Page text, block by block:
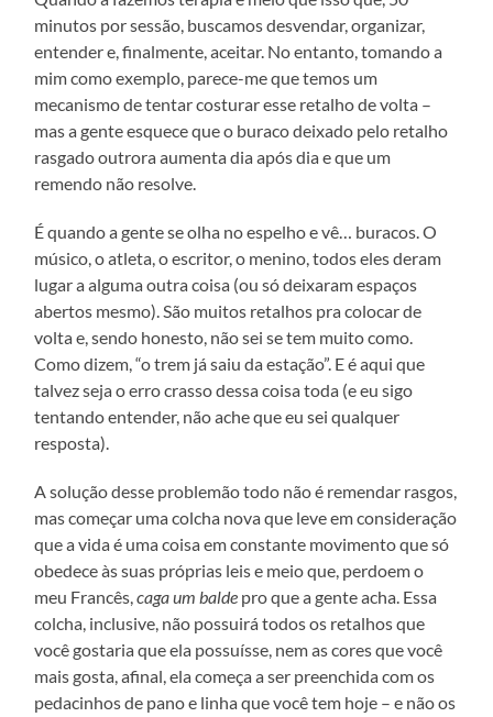
minutos por sessão, buscamos desvendar, organizar,
entender e, finalmente, aceitar. No entanto, tomando a
mim como exemplo, parece-me que temos um
mecanismo de tentar costurar esse retalho de volta –
mas a gente esquece que o buraco deixado pelo retalho
rasgado outrora aumenta dia após dia e que um
remendo não resolve.
É quando a gente se olha no espelho e vê… buracos. O
músico, o atleta, o escritor, o menino, todos eles deram
lugar a alguma outra coisa (ou só deixaram espaços
abertos mesmo). São muitos retalhos pra colocar de
volta e, sendo honesto, não sei se tem muito como.
Como dizem, “o trem já saiu da estação”. E é aqui que
talvez seja o erro crasso dessa coisa toda (e eu sigo
tentando entender, não ache que eu sei qualquer
resposta).
A solução desse problemão todo não é remendar rasgos,
mas começar uma colcha nova que leve em consideração
que a vida é uma coisa em constante movimento que só
obedece às suas próprias leis e meio que, perdoem o
meu Francês,caga um balde pro que a gente acha. Essa
colcha, inclusive, não possuirá todos os retalhos que
você gostaria que ela possuísse, nem as cores que você
mais gosta, afinal, ela começa a ser preenchida com os
pedacinhos de pano e linha que você tem hoje – e não os